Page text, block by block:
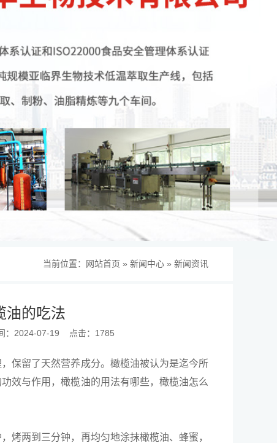
当前位置： 网站首页 » 新闻中心 » 新闻资讯
油的吃法
：2024-07-19 点击：1785
留了天然营养成分。橄榄油被认为是迄今所
效与作用，橄榄油的用法有哪些，橄榄油怎么
两到三分钟，再均匀地涂抹橄榄油、蜂蜜，